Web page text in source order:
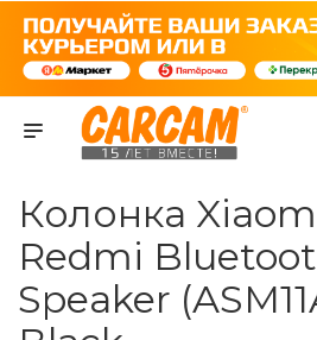
Колонка
Redmi
Speaker